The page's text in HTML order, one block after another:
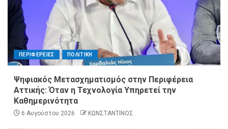
ΠΕΡΙΦΕΡΕΙΕΣ ΠΟΛΙΤΙΚΗ
Ψηφιακός Μετασχηματισμός στην Περιφέρεια
Αττικής: Όταν η Τεχνολογία Υπηρετεί την
Καθημερινότητα
6 Αυγούστου 2026 ΚΩΝΣΤΑΝΤΙΝΟΣ